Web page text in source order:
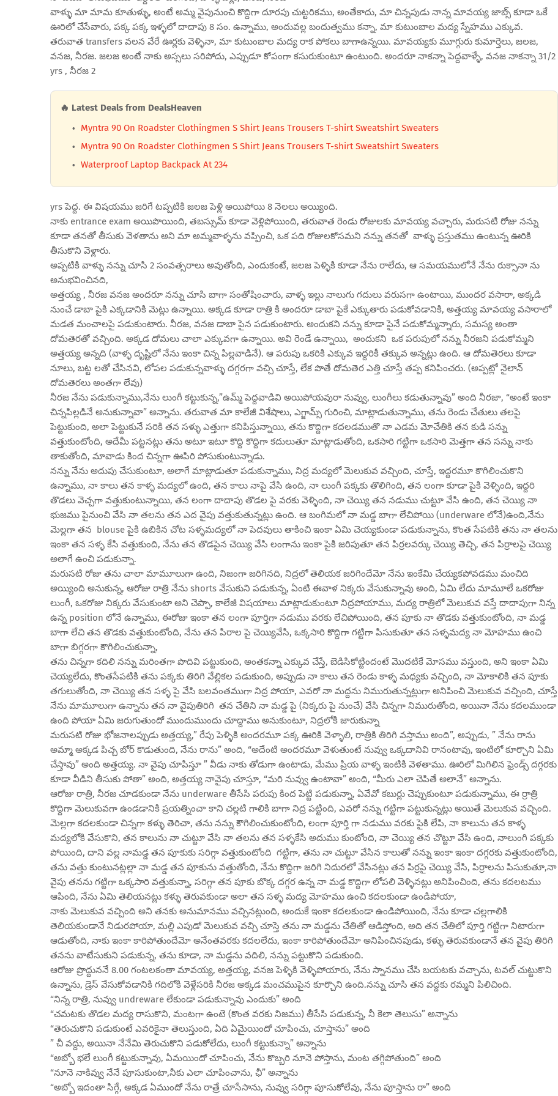
వాళ్ళు మా మామ కూతుళ్ళు, అంటే అమ్మ వైపునుంచి కొద్దిగా దూరపు చుట్టరికము, అంతేకాదు, మా చిన్నపుడు నాన్న మావయ్య జాబ్స్ కూడా ఒకే
ఊరిలో చేసేవారు, పక్క పక్క ఇళ్ళలో దాదాపు 8 సం. ఉన్నాము, అందువల్ల బందుత్వము కన్నా, మా కుటుంబాల మద్య స్నేహము ఎక్కువ.
తరువాత transfers వలన వేరే ఊర్లకు వెళ్ళినా, మా కుటుంబాల మద్య రాక పోకలు బాగాఉన్నయి. మావయ్యకు మూగ్గురు కుమార్తెలు, జలజ,
వనజ, నీరజ. జలజ అంటే నాకు అస్సలు సరిపోదు, ఎప్పుడూ కోపంగా కసురుకుంటూ ఉంటుంది. అందరూ నాకన్నా పెద్దవాళ్ళే, వనజ నాకన్నా 31/2
yrs , నీరజ 2
🔥 Latest Deals from DealsHeaven
Myntra 90 On Roadster Clothingmen S Shirt Jeans Trousers T-shirt Sweatshirt Sweaters
Myntra 90 On Roadster Clothingmen S Shirt Jeans Trousers T-shirt Sweatshirt Sweaters
Waterproof Laptop Backpack At 234
yrs పెద్ద. ఈ విషయము జరిగే టప్పటికి జలజ పెళ్లి అయిపోయి 8 నెలలు అయ్యింది.
నాకు entrance exam అయిపొయింది, తబస్సుమ్ కూడా వెళ్లిపోయింది, తరువాత రెండు రోజులకు మావయ్య వచ్చారు, మరుసటి రోజు నన్ను
కూడా తనతో తీసుకు వెళతాను అని మా అమ్మవాళ్ళను వప్పించి, ఒక పది రోజులకోసమని నన్ను తనతో వాళ్ళు ప్రస్తుతము ఉంటున్న ఊరికి
తీసుకొని వెళ్లారు.
అప్పటికి వాళ్ళు నన్ను చూసి 2 సంవత్సరాలు అవుతోంది, ఎందుకంటే, జలజ పెళ్ళికి కూడా నేను రాలేదు, ఆ సమయములోనే నేను రుక్సానా ను
అనుభవించినది,
అత్తయ్య , నీరజ వనజ అందరూ నన్ను చూసి బాగా సంతోషించారు, వాళ్ళ ఇల్లు నాలుగు గదులు వరుసగా ఉంటాయి, ముందర వసారా, అక్కడి
నుంచే డాబా పైకి ఎక్కడానికి మెట్లు ఉన్నాయి. అక్కడ కూడా రాత్రి కి అందరూ డాబా పైకే ఎక్కుతారు పడుకోవడానికి, అత్తయ్య మావయ్య వసారాలో
మడత మంచాలపై పడుకుంటారు. నీరజ, వనజ డాబా పైన పడుకుంటారు. అందుకని నన్ను కూడా పైనే పడుకోమ్మన్నారు, సమస్య అంతా
దోమతెరతో వచ్చింది. అక్కడ దోమలు చాలా ఎక్కువగా ఉన్నాయి. అవి రెండే ఉన్నాయి, అందుకని ఒక పరుపులో నన్ను నీరజని పడుకోమ్మని
అత్తయ్య అన్నది (వాళ్ళ దృష్టిలో నేను ఇంకా చిన్న పిల్లవాడినే). ఆ పరుపు ఒకరికి ఎక్కువ ఇద్దరికీ తక్కువ అన్నట్లు ఉంది. ఆ దోమతెరలు కూడా
నూలు, బట్ట లతో చేసినవి, లోపల పడుకున్నవాళ్ళు దగ్గరగా వచ్చి చూస్తే, లేక పొతే దోమతెర ఎత్తి చూస్తే తప్ప కనిపించరు. (అప్పట్లో నైలాన్
దోమతెరలు అంతగా లేవు)
నీరజ నేను పడుకున్నాము,నేను లుంగీ కట్టుకున్న,”ఉమ్మ్ పెద్దవాడివి అయిపోయవురా నువ్వు, లుంగీలు కడుతున్నావు” అంది నీరజా, “అంటే ఇంకా
చిన్నపిల్లడినే అనుకున్నావా” అన్నాను. తరువాత మా కాలేజీ విశేషాలు, ఎగ్జామ్స్ గురించి, మాట్లాడుతున్నాము, తను రెండు చేతులు తలపై
పెట్టుకుంది, అలా పెట్టుకునే సరికి తన సళ్ళు ఎత్తుగా కనిపిస్తున్నాయి, తను కొద్దిగా కదలడముతొ నా ఎడమ మోచేతికి తన కుడి సన్ను
వత్తుకుంటోంది, అదేమీ పట్టనట్లు తను అటూ ఇటూ కొద్ది కొద్దిగా కదులుతూ మాట్లాడుతోంది, ఒకసారి గట్టిగా ఒకసారి మెత్తగా తన సన్ను నాకు
తాకుతోంది, మావాడు కింద చిన్నగా ఊపిరి పోసుకుంటున్నాడు.
నన్ను నేను అదుపు చేసుకుంటూ, అలాగే మాట్లాడుతూ పడుకున్నాము, నిద్ర మద్యలో మెలుకువ వచ్చింది, చూస్తే, ఇద్దరమూ కౌగిలించుకొని
ఉన్నాము, నా కాలు తన కాళ్ళ మద్యలో ఉంది, తన కాలు నాపై వేసి ఉంది, నా లుంగీ పక్కకు తొలిగింది, తన లంగా కూడా పైకి వెళ్ళింది, ఇద్దరి
తొడలు వెచ్చగా వత్తుకుంటున్నాయి, తన లంగా దాదాపు తొడల పై వరకు వెళ్ళింది, నా చెయ్యి తన నడుము చుట్టూ వేసి ఉంది, తన చెయ్యి నా
భుజము పైనుంచి వేసి నా తలను తన ఎద వైపు వత్తుకుతున్నట్లు ఉంది. ఆ బంగిమలో నా మడ్డ బాగా లేచిపోయి (underware లోనే)ఉంది,నేను
మెల్లగా తన blouse పైకి ఉబికిన చోట సళ్ళమద్యలో నా పెదవులు తాకించి ఇంకా ఏమి చెయ్యకుండా పడుకున్నాను, కొంత సేపటికి తను నా తలను
ఇంకా తన సళ్ళ కేసి వత్తుకుంది, నేను తన తొడపైన చెయ్యి వేసి లంగాను ఇంకా పైకి జరిపుతూ తన పిర్రలవర్కు చెయ్యి తెచ్చి, తన పిర్రాలపై చెయ్యి
అలాగే ఉంచి పడుకున్నా.
మరుసటి రోజు తను చాలా మామూలుగా ఉంది, నిజంగా జరిగినది, నిద్రలో తెలియక జరిగిందేమో నేను ఇంకేమి చేయ్యకపోవడము మంచిది
అయ్యింది అనుకున్న, ఆరోజు రాత్రి నేను shorts వేసుకుని పడుకున్న, ఏంటి ఈవాళ నిక్కరు వేసుకున్నావు అంది, ఏమి లేదు మామూలే ఒకరోజు
లుంగీ, ఒకరోజు నిక్కరు వేసుకుంటా అని చెప్పా, కాలేజీ విషయాలు మాట్లాడుకుంటూ నిద్రపోయాము, మద్య రాత్రిలో మెలుకువ వస్తే దాదాపుగా నిన్న
ఉన్న position లోనే ఉన్నాము, ఈరోజు ఇంకా తన లంగా పూర్తిగా నడుము వరకు లేచిపోయింది, తన పూకు నా తొడకు వత్తుకుంటోంది, నా మడ్డ
బాగా లేచి తన తొడకు వత్తుకుంటోంది, నేను తన పిరాల పై చెయ్యివేసి, ఒక్కసారి కొద్దిగా గట్టిగా పిసుకుతూ తన సళ్ళమద్య నా మోహము ఉంచి
బాగా బిగ్గరగా కౌగిలించుకున్నా,
తను చిన్నగా కదిలి నన్ను మరింతగా పొదివి పట్టుకుంది, అంతకన్నా ఎక్కువ చేస్తే, బెడిసికోట్టిందంటే మొదటికే మోసము వస్తుంది, అని ఇంకా ఏమి
చెయ్యలేదు, కొంతసేపటికి తను పక్కకు తిరిగి వేల్లికల పడుకుంది, అప్పుడు నా కాలు తన రెండు కాళ్ళ మధ్యకు వచ్చింది, నా మోకాలికి తన పూకు
తగులుతోంది, నా చెయ్యి తన సళ్ళ పై వేసి బలవంతముగా నిద్ర పోయా, ఎవరో నా మద్దను నిమురుతున్నట్లుగా అనిపించి మెలుకువ వచ్చింది, చూస్తే
నేను మామూలుగా ఉన్నాను తన నా వైపుతిరిగి తన చేతిని నా మడ్డ పై (నిక్కరు పై నుంచే) వేసి చిన్నగా నిమురుతోంది, అయినా నేను కదలముండా
ఉంది పోయా ఏమి జరుగుతుందో ముందుముందు చూద్దాము అనుకుంటూ, నిద్రలోకి జారుకున్నా
మరుసటి రోజు భోజనాలప్పుడు అత్తయ్య,” రేపు పెళ్ళికి అందరమూ పక్క ఊరికి వెళ్ళాలి, రాత్రికి తిరిగి వస్తాము అంది”, అప్పుడు, ” నేను రాను
అమ్మా అక్కడ పిచ్చ బోర్ కొడుతుంది, నేను రాను” అంది, “అదేంటి అందరమూ వెళుతుంటే నువ్వు ఒక్కదానివి రానంటావు, ఇంటిలో కూర్చొని ఏమి
చేస్తావు” అంది అత్తయ్య. నా వైపు చూపిస్తూ ” వీడు నాకు తోడుగా ఉంటాడు, మేము ప్రియ వాళ్ళ ఇంటికి వెళతాము. ఊరిలో మిగిలిన ఫ్రెండ్స్ దగ్గరకు
కూడా వీడిని తీసుకు పోతా” అంది, అత్తయ్య నావైపు చూస్తూ, “మరి నువ్వు ఉంటావా” అంది, “మీరు ఎలా చెపితే అలానే” అన్నాను.
ఆరోజు రాత్రి, నీరజ చూడకుండా నేను underware తీసేసి పరుపు కింద పెట్టి పడుకున్నా, ఏవేవో కబుర్లు చెప్పుకుంటూ పడుకున్నాము, ఈ ర్రాత్రి
కొద్దిగా మెలుకువగా ఉండడానికి ప్రయత్నించా కాని చల్లటి గాలికి బాగా నిద్ర పట్టింది, ఎవరో నన్ను గట్టిగా పట్టుకున్నట్లు అయితే మెలుకువ వచ్చింది.
మెల్లగా కదలకుండా చిన్నగా కళ్ళు తెరిచా, తను నన్ను కౌగిలించుకుంటోంది, లంగా పూర్తి గా నడుము వరకు పైకి లేపి, నా కాలును తన కాళ్ళ
మద్యలోకి వేసుకొని, తన కాలును నా చుట్టూ వేసి నా తలను తన సళ్ళకేసి అదుము కుంటోంది, నా చెయ్యి తన చొట్టూ వేసి ఉంది, నాలుంగి పక్కకు
పోయింది, దాని వల్ల నామడ్డ తన పూకుకు సరిగ్గా వత్తుకుంటోంది గట్టిగా, తను నా చుట్టూ వేసిన కాలుతో నన్ను ఇంకా ఇంకా దగ్గరకు వత్తుకుంటోంది,
తను వత్తు కుంటునట్లల్లా నా మడ్డ తన పూకును వత్తుతోంది, నేను కొద్దిగా జరిగి నిదురలో వేసినట్లు తన పిర్రపై చెయ్యి వేసి, పిర్రాలను పిసుకుతూ,నా
వైపు తనను గట్టిగా ఒక్కసారి వత్తుకున్నా, సరిగ్గా తన పూకు బొక్క దగ్గర ఉన్న నా మడ్డ కొద్దిగా లోపలి వెళ్ళినట్లు అనిపించింది, తను కదలటము
ఆపింది, నేను ఏమి తెలియనట్లు కళ్ళు తెరువకుండా అలా తన సళ్ళ మద్య మోహము ఉంచి కదలకుండా ఉండిపోయా,
నాకు మెలుకువ వచ్చింది అని తనకు అనుమానము వచ్చినట్లుంది, అందుకే ఇంకా కదలకుండా ఉండిపోయింది, నేను కూడా చల్లగాలికి
తెలియకుండానే నిడురపోయా, మల్లి ఎపుడో మెలుకువ వచ్చి చూస్తె తను నా మడ్డను చేతితో ఆడిస్తోంది, అది తన చేతిలో పూర్తి గట్టిగా నిటారుగా
ఆడుతోంది, నాకు ఇంకా కారిపోతుందేమో అనేంతవరకు కదలలేదు, ఇంకా కారిపోతుందేమో అనిపించినపుడు, కళ్ళు తెరువకుండానే తన వైపు తిరిగి
తనను వాటేసుకుని పడుకున్న, తను కూడా, నా మడ్డను వదిలి, నన్ను పట్టుకొని పడుకుంది.
ఆరోజు ప్రొద్దుననే 8.00 గంటలకంతా మావయ్య, అత్తయ్య, వనజ పెళ్ళికి వెళ్ళిపోయారు, నేను స్నానము చేసి బయటకు వచ్చాను, టవల్ చుట్టుకొని
ఉన్నాను, డ్రెస్ వేసుకోవడానికి గదిలోకి వెళ్లేసరికి నీరజ అక్కడ మంచముపైన కూర్చొని ఉంది.నన్ను చూసి తన వద్దకు రమ్మని పిలిచింది.
“నిన్న రాత్రి, నువ్వు undreware లేకుండా పడుకున్నావు ఎందుకు” అంది
“చమటకు తొడల మద్య రాసుకొని, మంటగా ఉంటె (కొంత వరకు నిజము) తీసేసి పడుకున్న, నీ కెలా తెలుసు” అన్నాను
“తెరుచుకొని పడుకుంటే ఎవరికైనా తెలుస్తుంది, ఏది ఏమైయిందో చూపించు, చూస్తాను” అంది
” చీ వద్దు, అయినా నేనేమి తెరుచుకొని పడుకోలేదు, లుంగీ కట్టుకున్నా” అన్నాను
“అబ్బో భలే లుంగీ కట్టుకున్నావు, ఏమయిందో చూపించు, నేను కొబ్బరి నూనె పోస్తాను, మంట తగ్గిపోతుంది” అంది
“నూనె నాకివ్వు నేనే పూసుకుంటా,నీకు ఎలా చూపించాను, ఛీ” అన్నాను
“అబ్బో ఇదంతా సిగ్గే, అక్కడ ఏముందో నేను రాత్రే చూసేసాను, నువ్వు సరిగ్గా పూసుకోలేవు, నేను పూస్తాను రా” అంది